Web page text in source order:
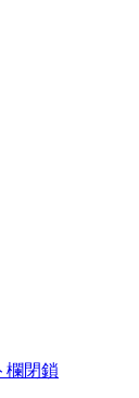
欄閉鎖